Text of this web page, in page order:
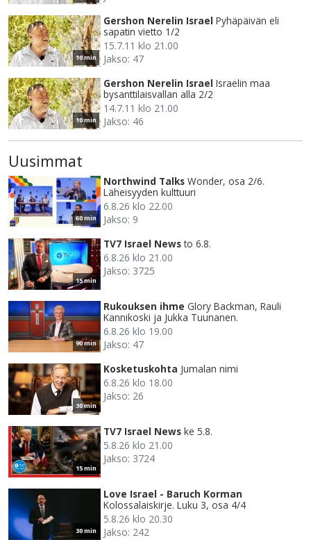
10 min
Gershon Nerelin Israel Pyhäpäivän eli
sapatin vietto 1/2
15.7.11 klo 21.00
Jakso: 47
10 min
Gershon Nerelin Israel Israelin maa
bysanttilaisvallan alla 2/2
14.7.11 klo 21.00
Jakso: 46
Uusimmat
60 min
Northwind Talks Wonder, osa 2/6.
Läheisyyden kulttuuri
6.8.26 klo 22.00
Jakso: 9
15 min
TV7 Israel News to 6.8.
6.8.26 klo 21.00
Jakso: 3725
90 min
Rukouksen ihme Glory Backman, Rauli
Kannikoski ja Jukka Tuunanen.
6.8.26 klo 19.00
Jakso: 47
30 min
Kosketuskohta Jumalan nimi
6.8.26 klo 18.00
Jakso: 26
15 min
TV7 Israel News ke 5.8.
5.8.26 klo 21.00
Jakso: 3724
30 min
Love Israel - Baruch Korman
Kolossalaiskirje. Luku 3, osa 4/4
5.8.26 klo 20.30
Jakso: 242